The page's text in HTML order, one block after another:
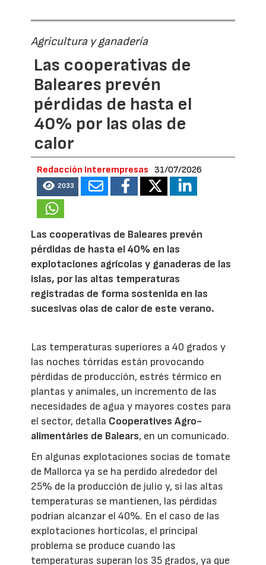
Agricultura y ganadería
Las cooperativas de
Baleares prevén
pérdidas de hasta el
40% por las olas de
calor
Redacción Interempresas 31/07/2026
2033
Las cooperativas de Baleares prevén
pérdidas de hasta el 40% en las
explotaciones agrícolas y ganaderas de las
islas, por las altas temperaturas
registradas de forma sostenida en las
sucesivas olas de calor de este verano.
Las temperaturas superiores a 40 grados y
las noches tórridas están provocando
pérdidas de producción, estrés térmico en
plantas y animales, un incremento de las
necesidades de agua y mayores costes para
el sector, detalla Cooperatives Agro-
alimentàries de Balears, en un comunicado.
En algunas explotaciones socias de tomate
de Mallorca ya se ha perdido alrededor del
25% de la producción de julio y, si las altas
temperaturas se mantienen, las pérdidas
podrían alcanzar el 40%. En el caso de las
explotaciones hortícolas, el principal
problema se produce cuando las
temperaturas superan los 35 grados, ya que